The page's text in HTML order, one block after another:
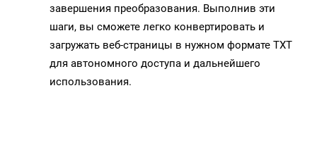
завершения преобразования. Выполнив эти
шаги, вы сможете легко конвертировать и
загружать веб-страницы в нужном формате TXT
для автономного доступа и дальнейшего
использования.